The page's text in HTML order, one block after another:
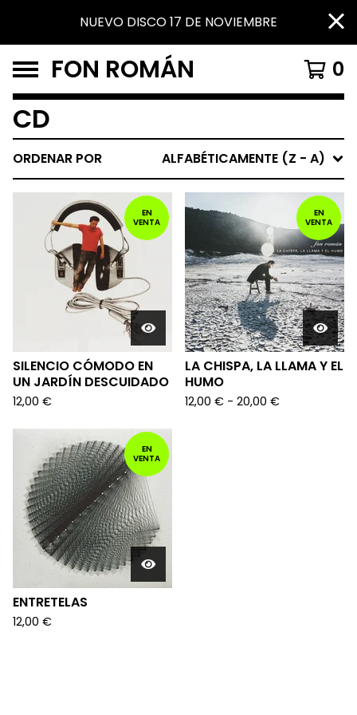
NUEVO DISCO 17 DE NOVIEMBRE
FON ROMÁN 0
CD
ORDENAR POR ALFABÉTICAMENTE (Z - A)
EN
VENTA
SILENCIO CÓMODO EN
UN JARDÍN DESCUIDADO
12,00 €
EN
VENTA
LA CHISPA, LA LLAMA Y EL
HUMO
12,00 € - 20,00 €
EN
VENTA
ENTRETELAS
12,00 €